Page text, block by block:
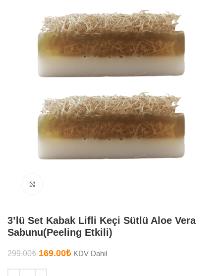
3’lü Set Kabak Lifli Keçi Sütlü Aloe Vera
Sabunu(Peeling Etkili)
299.00₺ 169.00₺ KDV Dahil